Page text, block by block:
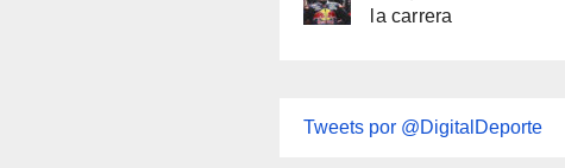
la carrera
Tweets por @DigitalDeporte